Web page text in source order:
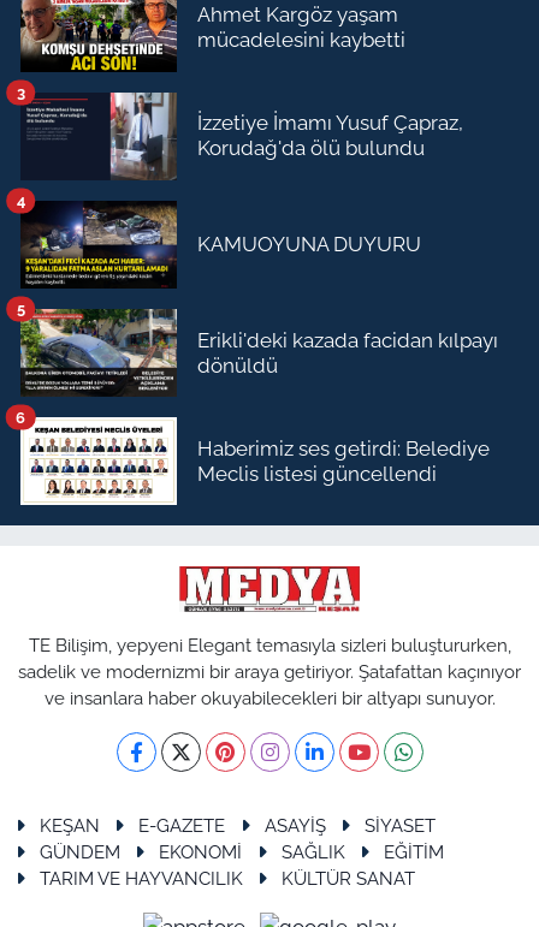
Ahmet Kargöz yaşam
mücadelesini kaybetti
İzzetiye İmamı Yusuf Çapraz,
Korudağ'da ölü bulundu
3
KAMUOYUNA DUYURU
4
Erikli'deki kazada facidan kılpayı
dönüldü
5
Haberimiz ses getirdi: Belediye
Meclis listesi güncellendi
6
TE Bilişim, yepyeni Elegant temasıyla sizleri buluştururken,
sadelik ve modernizmi bir araya getiriyor. Şatafattan kaçınıyor
ve insanlara haber okuyabilecekleri bir altyapı sunuyor.
KEŞAN E-GAZETE ASAYİŞ
SİYASET
GÜNDEM
EKONOMİ SAĞLIK
EĞİTİM
TARIM VE HAYVANCILIK
KÜLTÜR SANAT